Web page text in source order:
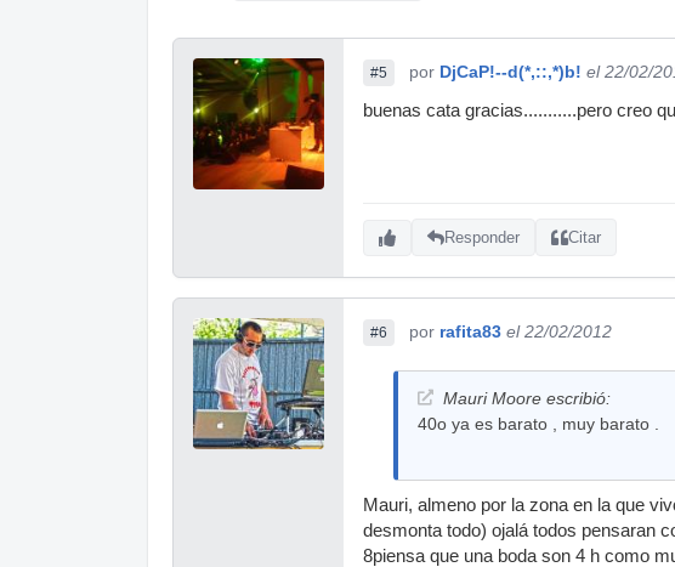
#5 por DjCaP!--d(*,::,*)b! el 22/02/
buenas cata gracias...........pero creo
Responder Citar
#6 por rafita83 el 22/02/2012
Mauri Moore escribió:
40o ya es barato , muy barato .
Mauri, almeno por la zona en la que
desmonta todo) ojalá todos pensaran
8piensa que una boda son 4 h como